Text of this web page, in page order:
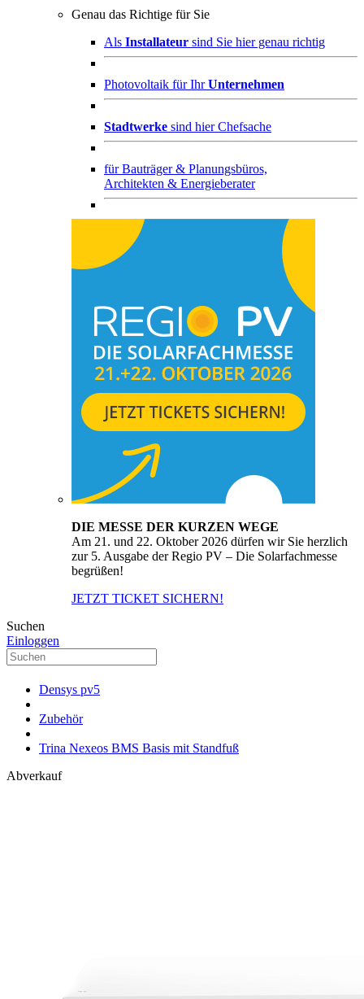
Genau das Richtige für Sie
Als Installateur sind Sie hier genau richtig
Photovoltaik für IhrUnternehmen
Stadtwerke sind hier Chefsache
fürBauträger & Planungsbüros,
Architekten & Energieberater
DIE MESSE DER KURZEN WEGE
Am 21. und 22. Oktober 2026 dürfen wir Sie herzlich
zur 5. Ausgabe der Regio PV – Die Solarfachmesse
begrüßen!
JETZT TICKET SICHERN!
Suchen
Einloggen
Densys pv5
Zubehör
Trina Nexeos BMS Basis mit Standfuß
Abverkauf